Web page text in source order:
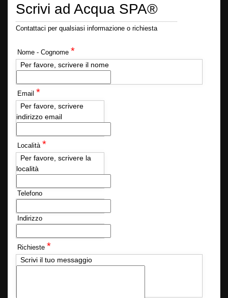
Scrivi ad Acqua SPA®
Contattaci per qualsiasi informazione o richiesta
Nome - Cognome *
Per favore, scrivere il nome
Email *
Per favore, scrivere
indirizzo email
Località *
Per favore, scrivere la
località
Telefono
Indirizzo
Richieste *
Scrivi il tuo messaggio